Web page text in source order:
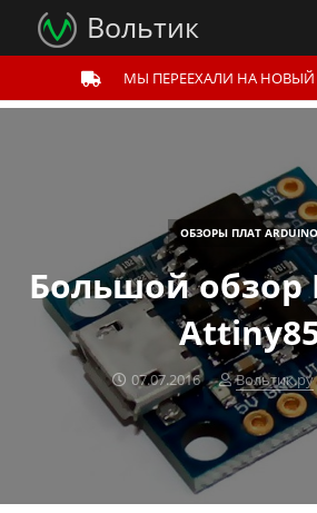
Вольтик
МЫ ПЕРЕЕХАЛИ НА НОВЫЙ
Большой обзор
07.07.2016 Вольтик.ру
ОБЗОРЫ ПЛАТ ARDUINO